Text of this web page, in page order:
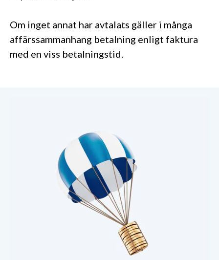
Om inget annat har avtalats gäller i många
affärssammanhang betalning enligt faktura
med en viss betalningstid.